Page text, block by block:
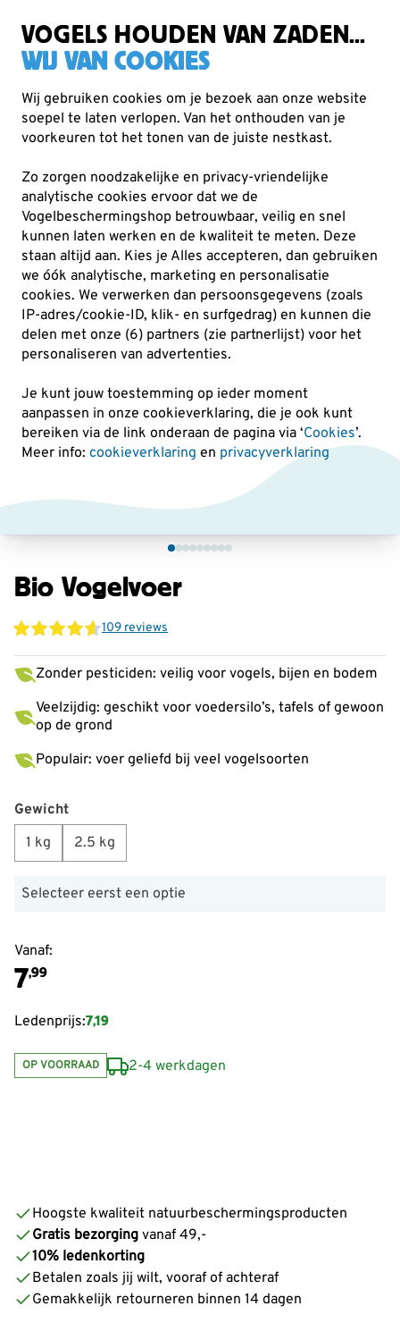
VOGELS HOUDEN VAN ZADEN...
WIJ VAN COOKIES
Wij gebruiken cookies om je bezoek aan onze website
soepel te laten verlopen. Van het onthouden van je
voorkeuren tot het tonen van de juiste nestkast.
Zo zorgen noodzakelijke en privacy-vriendelijke
analytische cookies ervoor dat we de
Vogelbeschermingshop betrouwbaar, veilig en snel
kunnen laten werken en de kwaliteit te meten. Deze
staan altijd aan. Kies je Alles accepteren, dan gebruiken
we óók analytische, marketing en personalisatie
cookies. We verwerken dan persoonsgegevens (zoals
IP-adres/cookie-ID, klik- en surfgedrag) en kunnen die
delen met onze (6) partners (zie partnerlijst) voor het
personaliseren van advertenties.
Je kunt jouw toestemming op ieder moment
aanpassen in onze cookieverklaring, die je ook kunt
bereiken via de link onderaan de pagina via ‘Cookies’.
Meer info: cookieverklaring en privacyverklaring
Vogelvoer Zadenmixen
Bio Vogelvoer
109 reviews
Zonder pesticiden: veilig voor vogels, bijen en bodem
Veelzijdig: geschikt voor voedersilo’s, tafels of gewoon
op de grond
Populair: voer geliefd bij veel vogelsoorten
Gewicht
1 kg
2.5 kg
Selecteer eerst een optie
Vanaf:
7,99
Ledenprijs:7,19
OP VOORRAAD 2-4 werkdagen
Hoogste kwaliteit natuurbeschermingsproducten
Gratis bezorging vanaf 49,-
10% ledenkorting
Betalen zoals jij wilt, vooraf of achteraf
Gemakkelijk retourneren binnen 14 dagen